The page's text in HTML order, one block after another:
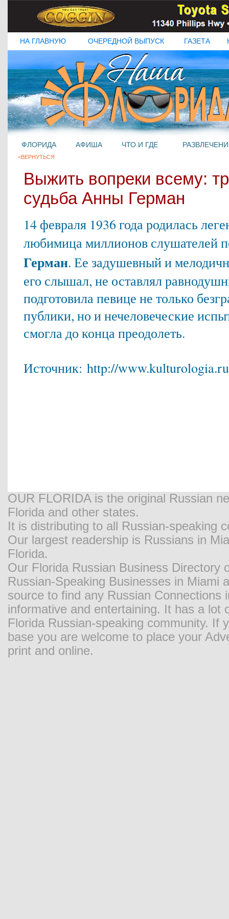
НА ГЛАВНУЮ ОЧЕРЕДНОЙ ВЫПУСК ГАЗЕТА
ФЛОРИДА АФИША ЧТО И ГДЕ
<ВЕРНУТЬСЯ
Выжить вопреки всему:
судьба Анны Герман
14 февраля 1936 года родилась
любимица миллионов слушателей
Герман. Ее задушевный и
его слышал, не оставлял
подготовила певице не только
публики, но и нечеловеческие
смогла до конца преодолеть.
Источник: http://
OUR FLORIDA is the original Russian
Florida and other states.
It is distributing to all Russian-speaking
Our largest readership is Russians in
Florida.
Our Florida Russian Business Directory
Russian-Speaking Businesses in Miami
source to find any Russian
informative and entertaining. It has a
Florida Russian-speaking community. If
base you are welcome to place your
print and online.